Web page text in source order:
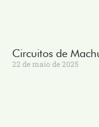
Circuitos de
22 de maio de 2025